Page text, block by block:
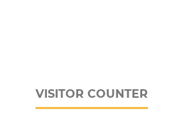
VISITOR COUNTER